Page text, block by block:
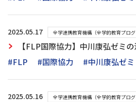
2025.05.17 全学連携教育機構（全学的教育プログ
【FLP国際協力】中川康弘ゼミ
#FLP
#国際協力 #中川康弘ゼミ
2025.05.16 全学連携教育機構（全学的教育プログ